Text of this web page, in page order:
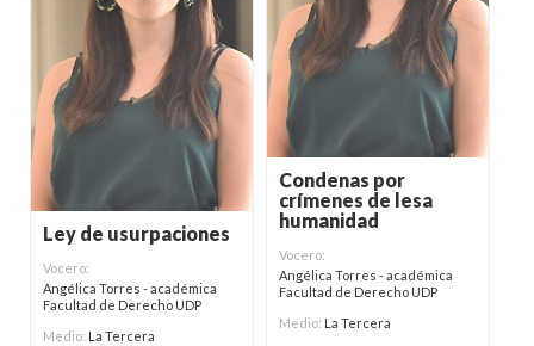
Condenas por
crímenes de lesa
humanidad
Vocero:
Angélica Torres - académica
Facultad de Derecho UDP
Medio: La Tercera
Ley de usurpaciones
Vocero:
Angélica Torres - académica
Facultad de Derecho UDP
Medio: La Tercera